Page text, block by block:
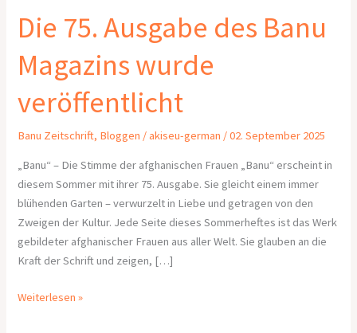
Die 75. Ausgabe des Banu
Magazins wurde
veröffentlicht
Banu Zeitschrift, Bloggen /akiseu-german /02. September 2025
„Banu“ – Die Stimme der afghanischen Frauen „Banu“ erscheint in
diesem Sommer mit ihrer 75. Ausgabe. Sie gleicht einem immer
blühenden Garten – verwurzelt in Liebe und getragen von den
Zweigen der Kultur. Jede Seite dieses Sommerheftes ist das Werk
gebildeter afghanischer Frauen aus aller Welt. Sie glauben an die
Kraft der Schrift und zeigen, […]
Weiterlesen »